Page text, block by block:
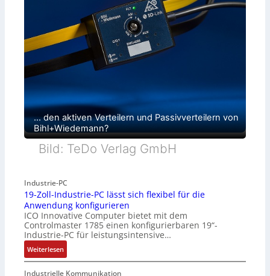
… den aktiven Verteilern und Passivverteilern von
Bihl+Wiedemann?
Bild: TeDo Verlag GmbH
Industrie-PC
19-Zoll-Industrie-PC lässt sich flexibel für die
Anwendung konfigurieren
ICO Innovative Computer bietet mit dem
Controlmaster 1785 einen konfigurierbaren 19“-
Industrie-PC für leistungsintensive…
Weiterlesen:
1
9
Industrielle Kommunikation